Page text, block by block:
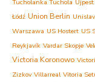
Tucholanka Tuchola Ujpest
Łódź Union Berlin
Warszawa US Hostert US
Reykjavík Vardar Skopje
Victoria Koronowo
Zizkov Villarreal Vitoria